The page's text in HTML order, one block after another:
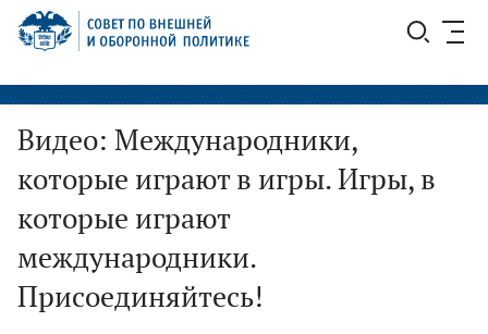
Перейти
СВОП
Видео: Международники,
которые играют в игры. Игры, в
которые играют
международники.
Присоединяйтесь!